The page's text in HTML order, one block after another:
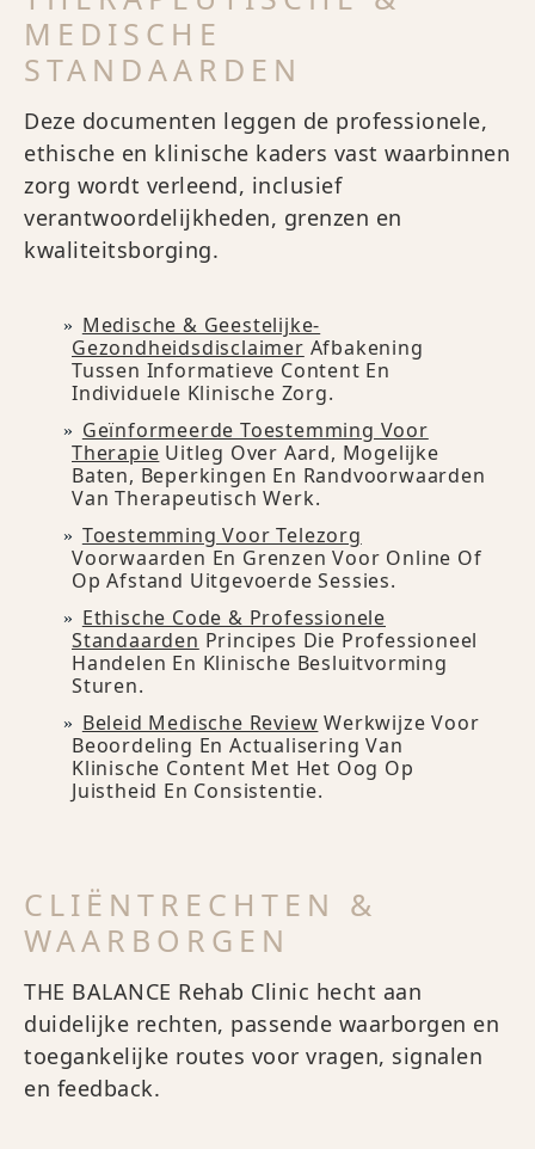
MEDISCHE
STANDAARDEN
Deze documenten leggen de professionele,
ethische en klinische kaders vast waarbinnen
zorg wordt verleend, inclusief
verantwoordelijkheden, grenzen en
kwaliteitsborging.
Medische & Geestelijke-
Gezondheidsdisclaimer Afbakening
Tussen Informatieve Content En
Individuele Klinische Zorg.
Geïnformeerde Toestemming Voor
Therapie Uitleg Over Aard, Mogelijke
Baten, Beperkingen En Randvoorwaarden
Van Therapeutisch Werk.
Toestemming Voor Telezorg
Voorwaarden En Grenzen Voor Online Of
Op Afstand Uitgevoerde Sessies.
Ethische Code & Professionele
Standaarden Principes Die Professioneel
Handelen En Klinische Besluitvorming
Sturen.
Beleid Medische Review Werkwijze Voor
Beoordeling En Actualisering Van
Klinische Content Met Het Oog Op
Juistheid En Consistentie.
CLIËNTRECHTEN &
WAARBORGEN
THE BALANCE Rehab Clinic hecht aan
duidelijke rechten, passende waarborgen en
toegankelijke routes voor vragen, signalen
en feedback.